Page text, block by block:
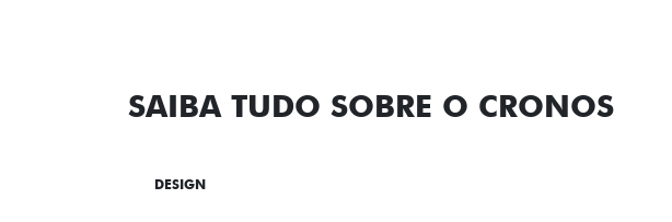
SAIBA TUDO SOBRE O CRONOS
DESIGN